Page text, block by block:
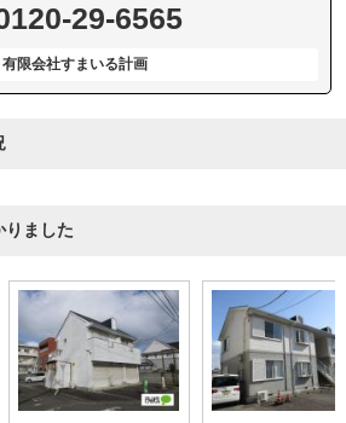
29-6565
有限会社すまいる計画
りました